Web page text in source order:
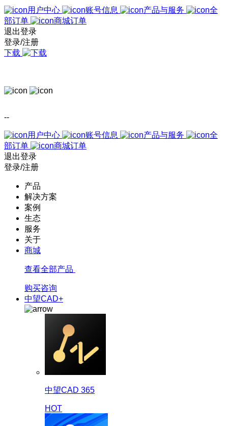
用户中心 账号信息 产品与服务
全
部订单
商城订单
退出登录
登录/注册
下载
--
用户中心 账号信息 产品与服务
全
部订单
商城订单
退出登录
登录/注册
产品
解决方案
案例
生态
服务
关于
商城
查看全部产品
购买咨询
中望CAD+
中望CAD 365
HOT